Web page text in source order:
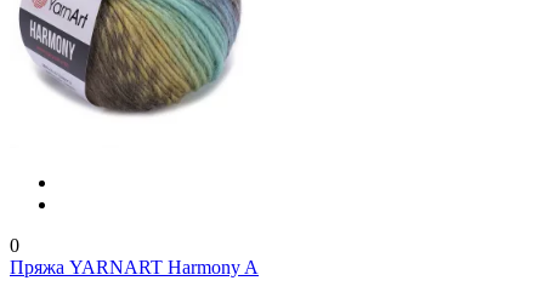
0
Пряжа YARNART Harmony A